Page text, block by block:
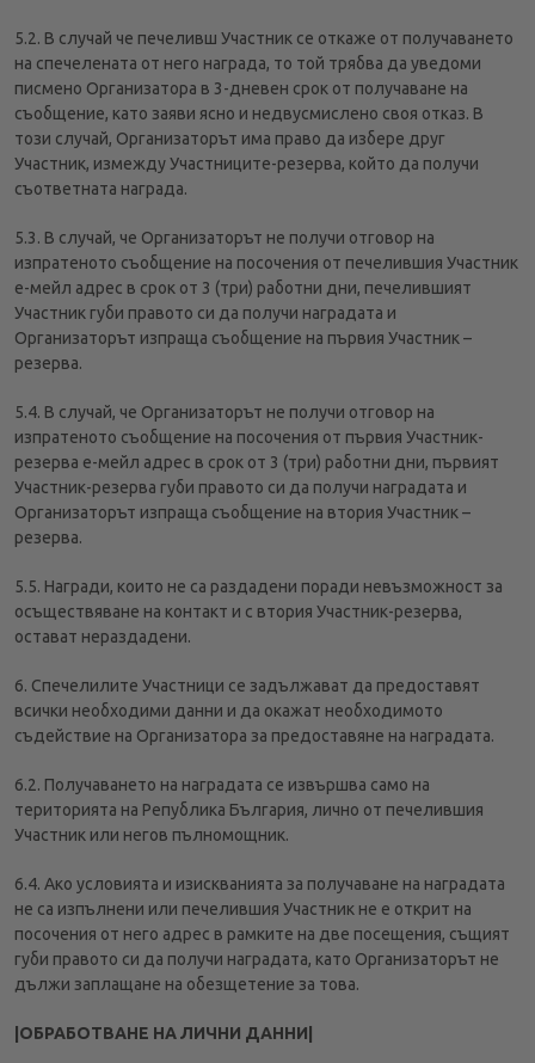
5.2. В случай че печеливш Участник се откаже от получаването
на спечелената от него награда, то той трябва да уведоми
писмено Организатора в 3-дневен срок от получаване на
съобщение, като заяви ясно и недвусмислено своя отказ. В
този случай, Организаторът има право да избере друг
Участник, измежду Участниците-резерва, който да получи
съответната награда.
5.3. В случай, че Организаторът не получи отговор на
изпратеното съобщение на посочения от печелившия Участник
е-мейл адрес в срок от 3 (три) работни дни, печелившият
Участник губи правото си да получи наградата и
Организаторът изпраща съобщение на първия Участник –
резерва.
5.4. В случай, че Организаторът не получи отговор на
изпратеното съобщение на посочения от първия Участник-
резерва е-мейл адрес в срок от 3 (три) работни дни, първият
Участник-резерва губи правото си да получи наградата и
Организаторът изпраща съобщение на втория Участник –
резерва.
5.5. Награди, които не са раздадени поради невъзможност за
осъществяване на контакт и с втория Участник-резерва,
остават нераздадени.
6. Спечелилите Участници се задължават да предоставят
всички необходими данни и да окажат необходимото
съдействие на Организатора за предоставяне на наградата.
6.2. Получаването на наградата се извършва само на
територията на Република България, лично от печелившия
Участник или негов пълномощник.
6.4. Ако условията и изискванията за получаване на наградата
не са изпълнени или печелившия Участник не е открит на
посочения от него адрес в рамките на две посещения, същият
губи правото си да получи наградата, като Организаторът не
дължи заплащане на обезщетение за това.
|ОБРАБОТВАНЕ НА ЛИЧНИ ДАННИ|